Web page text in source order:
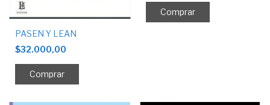
PASEN Y LEAN
$32.000,00